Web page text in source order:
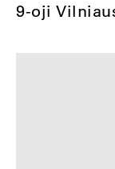
9-oji